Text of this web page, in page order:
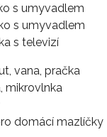
s umyvadlem
s umyvadlem
s televizí
vana, pračka
mikrovlnka
domácí mazlíčky